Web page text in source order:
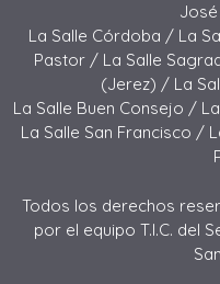
La Salle Córdoba / La
Pastor / La Salle
(Jerez) / La
La Salle Buen Consejo /
La Salle San Francisco /
Todos los derechos
por el equipo T.I.C. del